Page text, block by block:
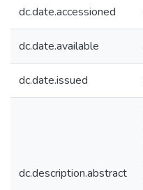
dc.date.accessioned
dc.date.available
dc.date.issued
dc.description.abstract